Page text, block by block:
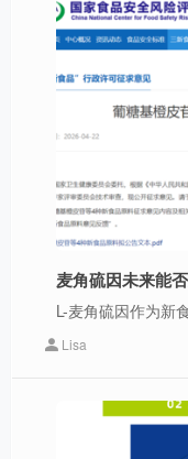
麦角硫因未来能
L-麦角硫因作为新
Lisa